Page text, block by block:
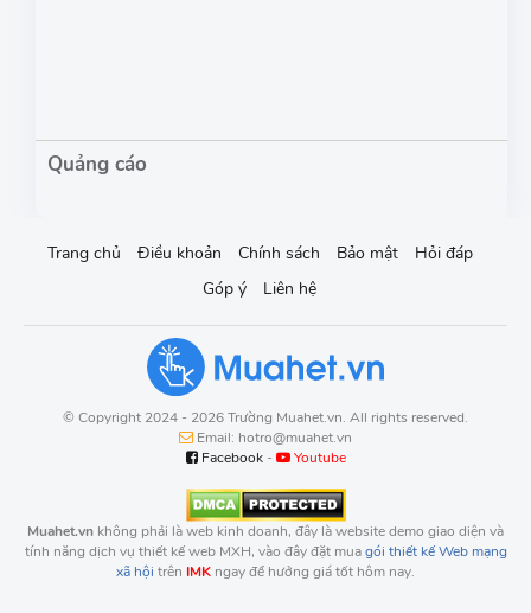
Trang chủ Điều khoản Chính sách Bảo mật
Hỏi đáp
Góp ý
Liên hệ
© Copyright 2024 - 2026 Trường Muahet.vn. All rights reserved.
Email: hotro@muahet.vn
Facebook- Youtube
Muahet.vn không phải là web kinh doanh, đây là website demo giao diện và
tính năng dịch vụ thiết kế web MXH, vào đây đặt muagói thiết kế Web mạng
xã hội trên IMK ngay để hưởng giá tốt hôm nay.